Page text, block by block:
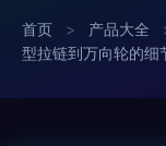
首页 > 产品大全
型拉链到万向轮的细